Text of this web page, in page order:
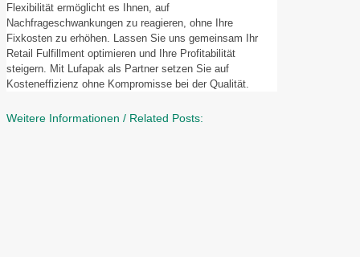
Flexibilität ermöglicht es Ihnen, auf
Nachfrageschwankungen zu reagieren, ohne Ihre
Fixkosten zu erhöhen. Lassen Sie uns gemeinsam Ihr
Retail Fulfillment optimieren und Ihre Profitabilität
steigern. Mit Lufapak als Partner setzen Sie auf
Kosteneffizienz ohne Kompromisse bei der Qualität.
Weitere Informationen / Related Posts: